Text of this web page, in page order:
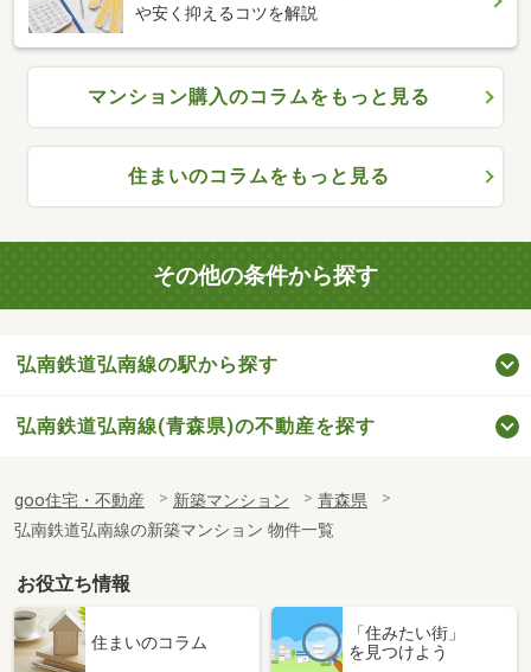
や安く抑えるコツを解説
マンション購入のコラムをもっと見る
住まいのコラムをもっと見る
その他の条件から探す
弘南鉄道弘南線の駅から探す
弘南鉄道弘南線(青森県)の不動産を探す
goo住宅・不動産 新築マンション
青森県
弘南鉄道弘南線の新築マンション 物件一覧
お役立ち情報
住まいのコラム
「住みたい街」
を見つけよう